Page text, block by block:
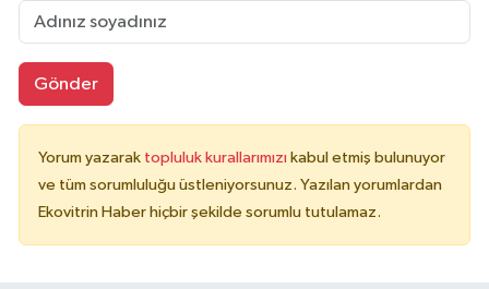
Gönder
Yorum yazarak topluluk kurallarımızı kabul etmiş bulunuyor
ve tüm sorumluluğu üstleniyorsunuz. Yazılan yorumlardan
Ekovitrin Haber hiçbir şekilde sorumlu tutulamaz.